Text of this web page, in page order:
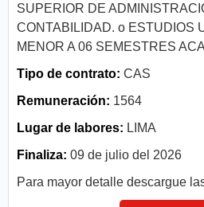
SUPERIOR DE
CONTABILIDAD. o ESTUDIOS
MENOR A 06 SEMESTRES
Tipo de contrato: CAS
Remuneración: 1564
Lugar de labores: LIMA
Finaliza: 09 de julio del 2026
Para mayor detalle descargue